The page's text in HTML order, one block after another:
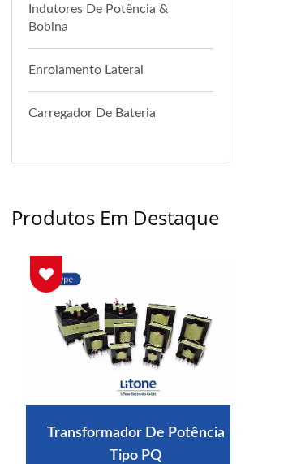
Indutores De Potência &
Bobina
Enrolamento Lateral
Carregador De Bateria
Produtos Em Destaque
Transformador De Potência
Tipo PQ